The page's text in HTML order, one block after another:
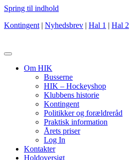
Spring til indhold
Kontingent | Nyhedsbrev | Hal 1 | Hal 2
Om HIK
Busserne
HIK – Hockeyshop
Klubbens historie
Kontingent
Politikker og forældreråd
Praktisk information
Årets priser
Log In
Kontakter
Holdoversigt